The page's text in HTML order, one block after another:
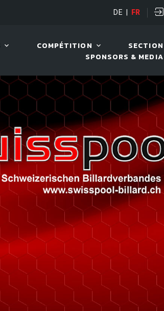
LIVE!
DE FR
COMPÉTITION
SECTION
SPONSORS & MEDIA